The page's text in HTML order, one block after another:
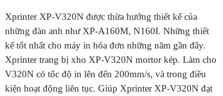
Xprinter XP-V320N được thừa hưởng thiết kế của
những đàn anh như XP-A160M, N160I. Những thiết
kế tốt nhất cho máy in hóa đơn những năm gần đây.
Xprinter trang bị xho XP-V320N mortor kép. Làm cho
V320N có tốc độ in lên đến 200mm/s, và trong điều
kiện hoạt động liên tục. Giúp Xprinter XP-V320N đạt